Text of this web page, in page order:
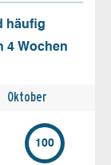
häufig
4 Wochen
Oktober
100